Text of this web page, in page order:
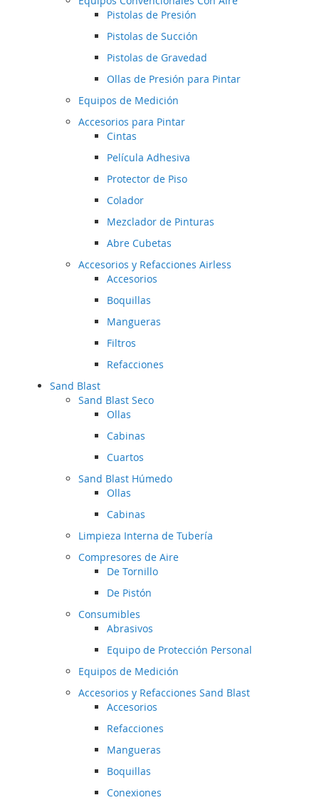
Pistolas de Presión
Pistolas de Succión
Pistolas de Gravedad
Ollas de Presión para Pintar
Equipos de Medición
Accesorios para Pintar
Cintas
Película Adhesiva
Protector de Piso
Colador
Mezclador de Pinturas
Abre Cubetas
Accesorios y Refacciones Airless
Accesorios
Boquillas
Mangueras
Filtros
Refacciones
Sand Blast
Sand Blast Seco
Ollas
Cabinas
Cuartos
Sand Blast Húmedo
Ollas
Cabinas
Limpieza Interna de Tubería
Compresores de Aire
De Tornillo
De Pistón
Consumibles
Abrasivos
Equipo de Protección Personal
Equipos de Medición
Accesorios y Refacciones Sand Blast
Accesorios
Refacciones
Mangueras
Boquillas
Conexiones